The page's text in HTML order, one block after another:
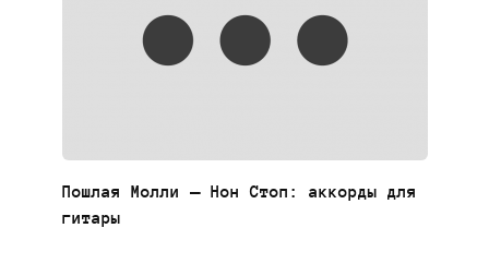
Пошлая Молли — Нон Стоп: аккорды для
гитары